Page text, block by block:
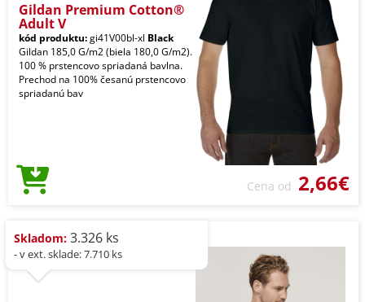
Gildan Premium Cotton®
Adult V
kód produktu:gi41V00bl-xl Black
Gildan 185,0 G/m2 (biela 180,0 G/m2).
100 % prstencovo spriadaná bavlna.
Prechod na 100% česanú prstencovo
spriadanú bav
Cena od 2,66€
Skladom: 3.326 ks
- v ext. sklade: 7.710 ks